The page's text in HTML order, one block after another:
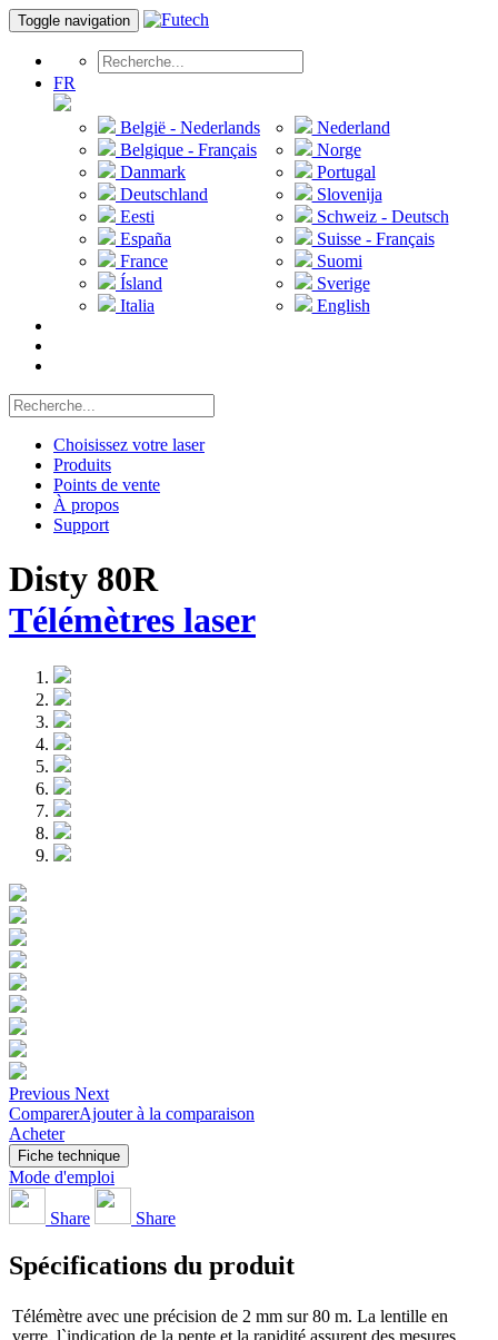
Toggle navigation
FR
België - Nederlands
Belgique - Français
Danmark
Deutschland
Eesti
España
France
Ísland
Italia
Nederland
Norge
Portugal
Slovenija
Schweiz - Deutsch
Suisse - Français
Suomi
Sverige
English
Choisissez votre laser
Produits
Points de vente
À propos
Support
Disty 80R
Télémètres laser
Previous Next
ComparerAjouter à la comparaison
Acheter
Fiche technique
Mode d'emploi
Share Share
Spécifications du produit
Télémètre avec une précision de 2 mm sur 80 m. La lentille en
verre, l`indication de la pente et la rapidité assurent des mesures